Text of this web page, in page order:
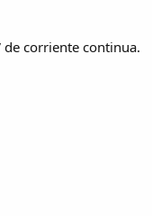
corriente continua.